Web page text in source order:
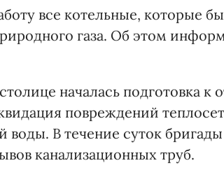
все котельные, которые
газа. Об этом
началась подготовка к
повреждений
воды. В течение суток
канализационных труб.